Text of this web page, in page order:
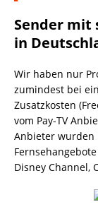
Sender mit
in
Wir haben nur
zumindest bei
Zusatzkosten
vom Pay-TV
Anbieter wurden
Disney Channel,